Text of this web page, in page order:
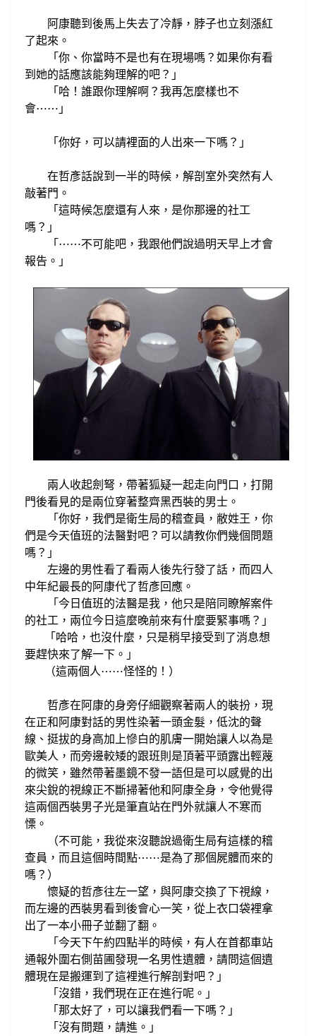
阿康聽到後馬上失去了冷靜， 脖子也立刻漲紅
了起來 。
「你、你當時不是也有在現場嗎？如果你有看
到她的話應該能夠理解的吧？」
「哈！誰跟你理解啊？我再怎麼樣也不
會⋯⋯ 」
「你好，可以請裡面的人出來一下嗎？」
在哲彥話說到一半的時候， 解剖室外突然有人
敲著門。
「這時候怎麼還有人來，是你那邊的社工
嗎？ 」
「 ⋯⋯不可能吧， 我跟他們說過明天早上才會
報告。 」
兩人收起劍弩，帶著狐疑一起走向門口，打開
門後看見的是兩位穿著整齊黑西裝的男士。
「 你好，我們是衛生局的稽查員， 敝姓王，你
們是今天值班的法醫對吧？可以請教你們幾個問題
嗎？ 」
左邊的男性看了看兩人後先行發了話，而四人
中年紀最長的阿康代了哲彥回應。
「 今日值班的法醫是我， 他只是陪同瞭解案件
的社工，兩位今日這麼晚前來有什麼要緊事嗎？ 」
「哈哈， 也沒什麼，只是稍早接受到了消息想
要趕快來了解一下。 」
（這兩個人⋯⋯怪怪的 ！ ）
哲彥在阿康的身旁仔細觀察著兩人的裝扮，現
在正和阿康對話的男性染著一頭金髮， 低沈的聲
線、 挺拔的身高加上慘白的肌膚一開始讓人以為是
歐美人，而旁邊較矮的跟班則是頂著平頭露出輕蔑
的微笑 ，雖然帶著墨鏡不發一語但是可以感覺的出
來尖銳的視線正不斷掃著他和阿康全身 ， 令他覺得
這兩個西裝男子光是筆直站在門外就讓人不寒而
慄。
（不可能，我從來沒聽說過衛生局有這樣的稽
查員，而且這個時間點⋯⋯是為了那個屍體而來的
嗎？）
懷疑的哲彥往左一望 ， 與阿康交換了下視線 ，
而左邊的西裝男看到後會心一笑，從上衣口袋裡拿
出了一本小冊子並翻了翻。
「今天下午約四點半的時候，有人在首都車站
通報外圍右側苗圃發現一名男性遺體，請問這個遺
體現在是搬運到了這裡進行解剖對吧？ 」
「沒錯，我們現在正在進行呢。 」
「 那太好了，可以讓我們看一下嗎？ 」
「沒有問題，請進。」